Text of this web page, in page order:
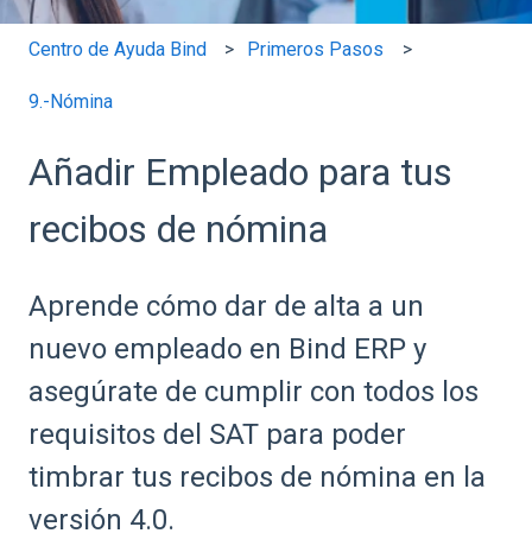
Centro de Ayuda Bind Primeros Pasos
9.-Nómina
Añadir Empleado para tus
recibos de nómina
Aprende cómo dar de alta a un
nuevo empleado en Bind ERP y
asegúrate de cumplir con todos los
requisitos del SAT para poder
timbrar tus recibos de nómina en la
versión 4.0.